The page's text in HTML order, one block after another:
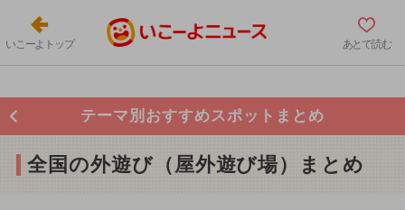
いこーよトップ あとで読む
テーマ別おすすめスポットまとめ
全国の外遊び（屋外遊び場）まとめ